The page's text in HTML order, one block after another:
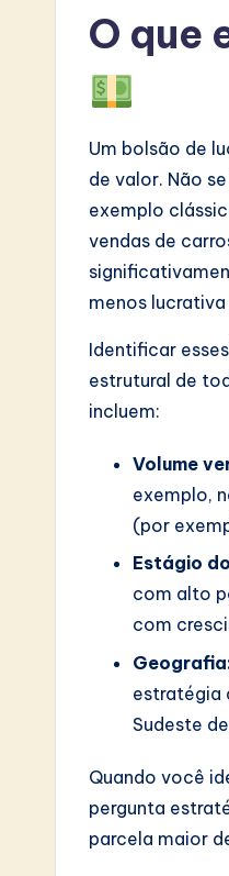
ft
w
O que
Um bolsão de
de valor. Não
exemplo
vendas de
menos
Identificar
estrutural de
incluem:
Volume
exemplo,
(por
Estágio
com alto
com
estratégia
Sudeste
Quando você
pergunta
parcela maior